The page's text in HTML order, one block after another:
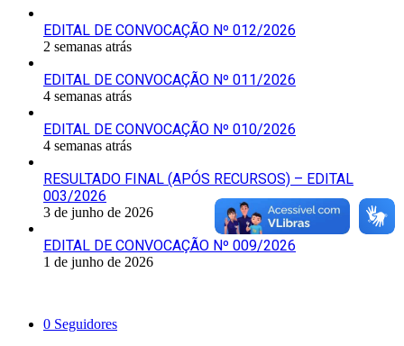
EDITAL DE CONVOCAÇÃO Nº 012/2026
2 semanas atrás
EDITAL DE CONVOCAÇÃO Nº 011/2026
4 semanas atrás
EDITAL DE CONVOCAÇÃO Nº 010/2026
4 semanas atrás
RESULTADO FINAL (APÓS RECURSOS) – EDITAL
003/2026
3 de junho de 2026
EDITAL DE CONVOCAÇÃO Nº 009/2026
1 de junho de 2026
0 Seguidores